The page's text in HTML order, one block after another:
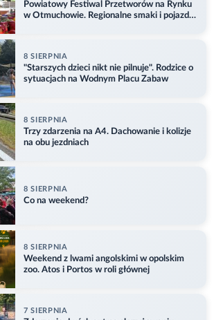
Powiatowy Festiwal Przetworów na Rynku
w Otmuchowie. Regionalne smaki i pojazdy
8 SIERPNIA
"Starszych dzieci nikt nie pilnuje". Rodzice o
sytuacjach na Wodnym Placu Zabaw
8 SIERPNIA
Trzy zdarzenia na A4. Dachowanie i kolizje
na obu jezdniach
8 SIERPNIA
Co na weekend?
8 SIERPNIA
Weekend z lwami angolskimi w opolskim
zoo. Atos i Portos w roli głównej
7 SIERPNIA